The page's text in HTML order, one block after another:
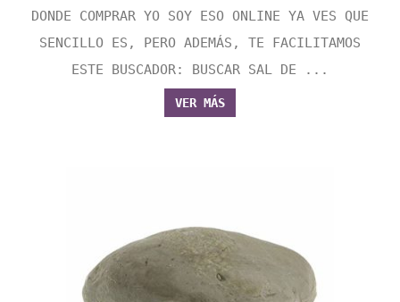
DONDE COMPRAR YO SOY ESO ONLINE YA VES QUE
SENCILLO ES, PERO ADEMÁS, TE FACILITAMOS
ESTE BUSCADOR: BUSCAR SAL DE ...
VER MÁS